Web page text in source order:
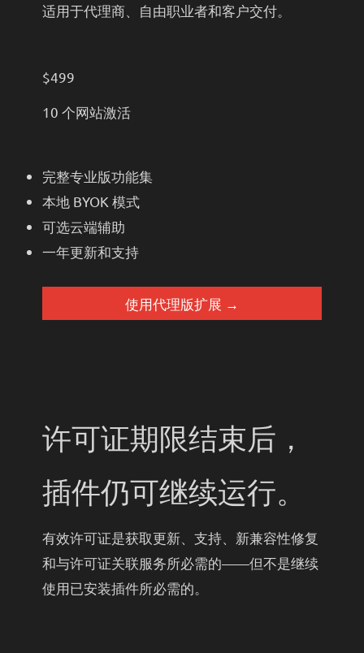
适用于代理商、自由职业者和客户交付。
$499
10 个网站激活
完整专业版功能集
本地 BYOK 模式
可选云端辅助
一年更新和支持
使用代理版扩展 →
许可证期限结束后，
插件仍可继续运行。
有效许可证是获取更新、支持、新兼容性修复
和与许可证关联服务所必需的——但不是继续
使用已安装插件所必需的。